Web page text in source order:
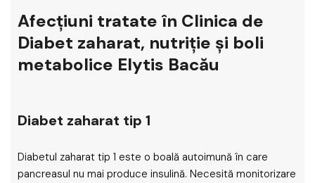
Afecțiuni tratate în Clinica de
Diabet zaharat, nutriție și boli
metabolice Elytis Bacău
Diabet zaharat tip 1
Diabetul zaharat tip 1 este o boală autoimună în care
pancreasul nu mai produce insulină. Necesită monitorizare